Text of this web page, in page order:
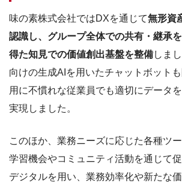
味の素株式会社ではDXを通じて無形資
認識し、グループ全体での共有・継承
得た知見での価値創出基盤を整備しま
向けの生成AIを用いたチャットボット
用に不慣れな従業員でも適切にデータ
実現しました。
このほか、業務ニーズに応じた各種ツ
学習機会やコミュニティ活動を通じて
デジタルを用い、業務効率化や新たな